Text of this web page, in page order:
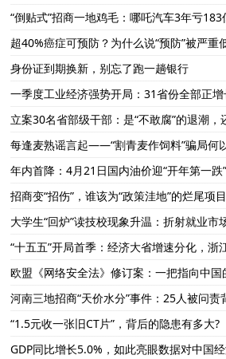
“倒贴式”招商一地鸡毛：哪吒汽车3年亏183
超40%癌症可预防？为什么说“预防”被严重
身份证到期换新，别忘了跑一趟银行
一季度工业经济强势开局：31省份全部正增
立案30名省部级干部：是“不敢腐”的退潮，
每逢麦熟谣言起——“割青麦作饲料”骗局何
年内首降：4月21日国内油价迎“开年第一
招商变“招伤”，谁该为“政策洼地”的烂尾项
大学生“回炉”读技校现象升温：折射就业市
“十五五”开局首季：经济大省增速分化，
欧盟《网络安全法》修订案：一把指向中国
河南三地招商“天价水分”事件：25人被问责
“1.5元收一张旧CT片”，背后的隐患有多大?
GDP同比增长5.0%，如此亮眼数据对中国